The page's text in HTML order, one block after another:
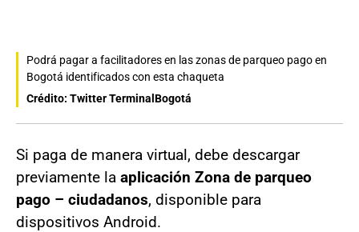
Podrá pagar a facilitadores en las zonas de parqueo pago en
Bogotá identificados con esta chaqueta
Crédito: Twitter TerminalBogotá
Si paga de manera virtual, debe descargar
previamente la aplicación Zona de parqueo
pago – ciudadanos, disponible para
dispositivos Android.